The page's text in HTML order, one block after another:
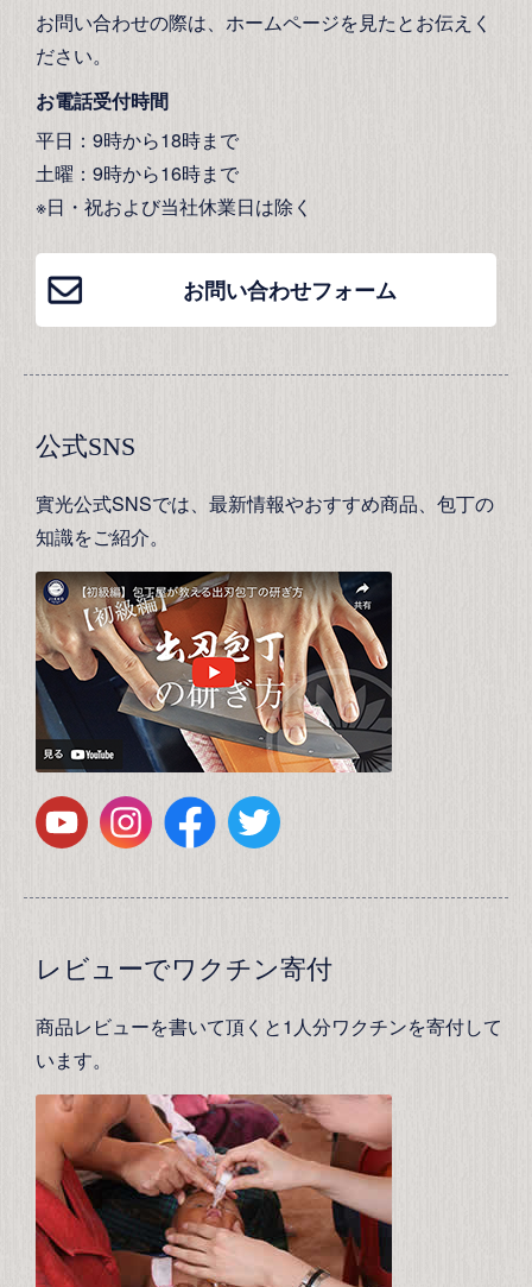
お問い合わせの際は、ホームページを見たとお伝えく
ださい。
お電話受付時間
平日：9時から18時まで
土曜：9時から16時まで
※日・祝および当社休業日は除く
お問い合わせフォーム
公式SNS
實光公式SNSでは、最新情報やおすすめ商品、包丁の
知識をご紹介。
レビューでワクチン寄付
商品レビューを書いて頂くと1人分ワクチンを寄付して
います。